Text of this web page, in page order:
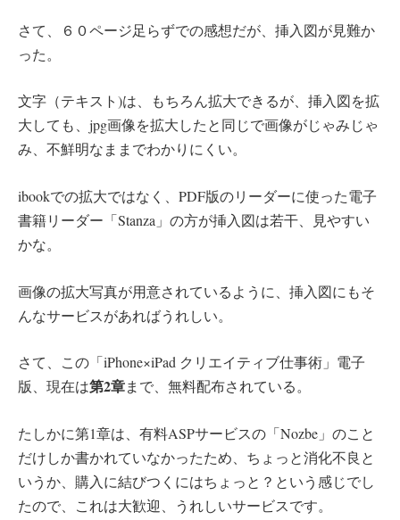
さて、６０ページ足らずでの感想だが、挿入図が見難か
った。
文字（テキスト)は、もちろん拡大できるが、挿入図を拡
大しても、jpg画像を拡大したと同じで画像がじゃみじゃ
み、不鮮明なままでわかりにくい。
ibookでの拡大ではなく、PDF版のリーダーに使った電子
書籍リーダー「Stanza」の方が挿入図は若干、見やすい
かな。
画像の拡大写真が用意されているように、挿入図にもそ
んなサービスがあればうれしい。
さて、この「iPhone×iPad クリエイティブ仕事術」電子
版、現在は第2章まで、無料配布されている。
たしかに第1章は、有料ASPサービスの「Nozbe」のこと
だけしか書かれていなかったため、ちょっと消化不良と
いうか、購入に結びつくにはちょっと？という感じでし
たので、これは大歓迎、うれしいサービスです。